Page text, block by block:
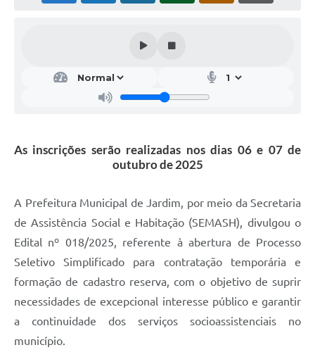
As inscrições serão realizadas nos dias 06 e 07 de
outubro de 2025
A Prefeitura Municipal de Jardim, por meio da Secretaria
de Assistência Social e Habitação (SEMASH), divulgou o
Edital nº 018/2025, referente à abertura de Processo
Seletivo Simplificado para contratação temporária e
formação de cadastro reserva, com o objetivo de suprir
necessidades de excepcional interesse público e garantir
a continuidade dos serviços socioassistenciais no
município.